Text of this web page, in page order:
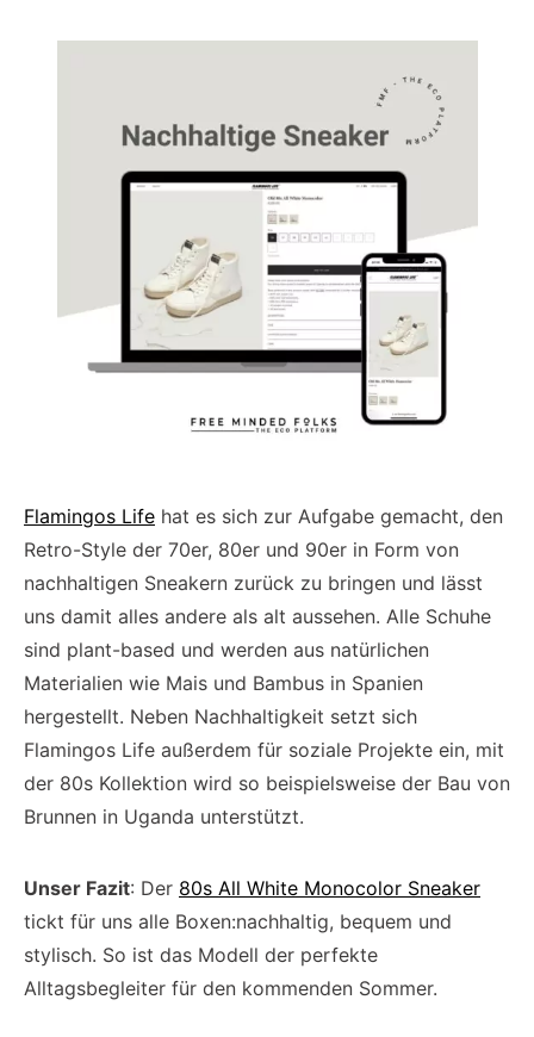
Flamingos Life hat es sich zur Aufgabe gemacht, den
Retro-Style der 70er, 80er und 90er in Form von
nachhaltigen Sneakern zurück zu bringen und lässt
uns damit alles andere als alt aussehen. Alle Schuhe
sind plant-based und werden aus natürlichen
Materialien wie Mais und Bambus in Spanien
hergestellt. Neben Nachhaltigkeit setzt sich
Flamingos Life außerdem für soziale Projekte ein, mit
der 80s Kollektion wird so beispielsweise der Bau von
Brunnen in Uganda unterstützt.
Unser Fazit: Der 80s All White Monocolor Sneaker
tickt für uns alle Boxen:nachhaltig, bequem und
stylisch. So ist das Modell der perfekte
Alltagsbegleiter für den kommenden Sommer.